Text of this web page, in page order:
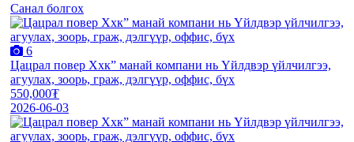
Санал болгох
6
Цацрал повер Ххк” манай компани нь Үйлдвэр үйлчилгээ,
агуулах, зоорь, граж, дэлгүүр, оффис, бүх
550,000₮
2026-06-03